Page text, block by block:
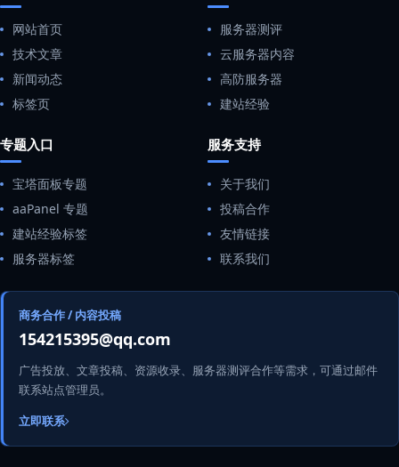
网站首页
技术文章
新闻动态
标签页
服务器测评
云服务器内容
高防服务器
建站经验
专题入口
宝塔面板专题
aaPanel 专题
建站经验标签
服务器标签
服务支持
关于我们
投稿合作
友情链接
联系我们
商务合作 / 内容投稿
154215395@qq.com
广告投放、文章投稿、资源收录、服务器测评合作等需求，可通过邮件
联系站点管理员。
立即联系